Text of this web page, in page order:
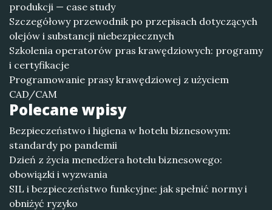
produkcji — case study
Szczegółowy przewodnik po przepisach dotyczących
olejów i substancji niebezpiecznych
Szkolenia operatorów pras krawędziowych: programy
i certyfikacje
Programowanie prasy krawędziowej z użyciem
CAD/CAM
Polecane wpisy
Bezpieczeństwo i higiena w hotelu biznesowym:
standardy po pandemii
Dzień z życia menedżera hotelu biznesowego:
obowiązki i wyzwania
SIL i bezpieczeństwo funkcyjne: jak spełnić normy i
obniżyć ryzyko